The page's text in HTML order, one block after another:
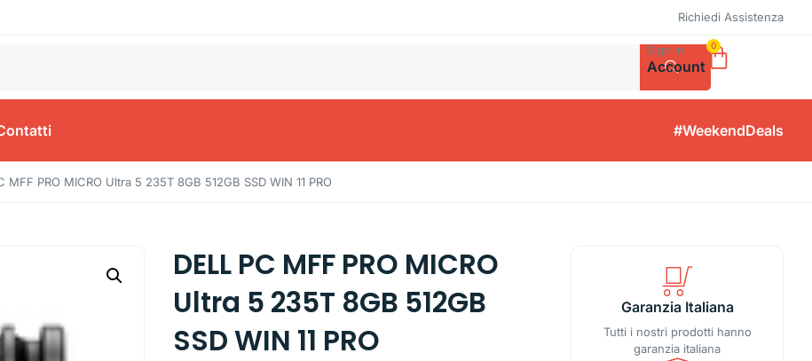
Richiedi Assistenza
Sign in
Account
0
#WeekendDeals
MFF PRO MICRO Ultra 5 235T 8GB 512GB SSD WIN 11 PRO
DELL PC MFF PRO MICRO
Ultra 5 235T 8GB 512GB
SSD WIN 11 PRO
Garanzia Italiana
Tutti i nostri prodotti hanno
garanzia italiana